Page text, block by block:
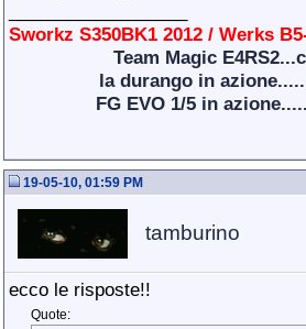
Sworkz S350BK1 2012 / Werks
Team Magic
la durango in
FG EVO 1/5 in
19-05-10, 01:59 PM
tamburino
ecco le risposte!!
Quote: